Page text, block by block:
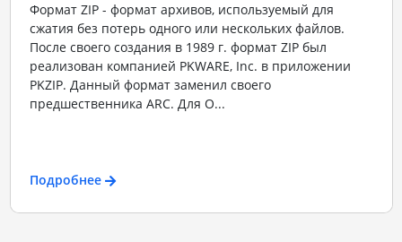
Формат ZIP - формат архивов, используемый для
сжатия без потерь одного или нескольких файлов.
После своего создания в 1989 г. формат ZIP был
реализован компанией PKWARE, Inc. в приложении
PKZIP. Данный формат заменил своего
предшественника ARC. Для О...
Подробнее